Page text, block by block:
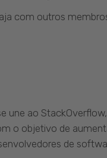
com outros
une ao
o objetivo de
de